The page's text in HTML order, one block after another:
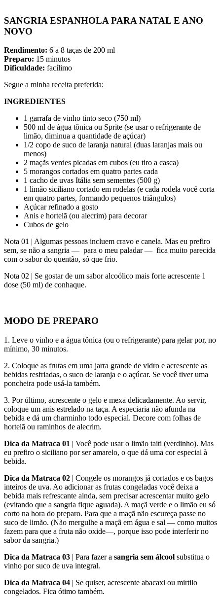
SANGRIA ESPANHOLA PARA NATAL E ANO
NOVO
Rendimento: 6 a 8 taças de 200 ml
Preparo: 15 minutos
Dificuldade: facílimo
Segue a minha receita preferida:
INGREDIENTES
1 garrafa de vinho tinto seco (750 ml)
500 ml de água tônica ou Sprite (se usar o refrigerante de
limão, diminua a quantidade de açúcar)
1/2 copo de suco de laranja natural (duas laranjas mais ou
menos)
2 maçãs verdes picadas em cubos (eu tiro a casca)
5 morangos cortados em quatro partes cada
1 cacho de uvas Itália sem sementes (500 g)
1 limão siciliano cortado em rodelas (e cada rodela você corta
em quatro partes, formando pequenos triângulos)
Açúcar refinado a gosto
Anis e hortelã (ou alecrim) para decorar
Cubos de gelo
Nota 01 | Algumas pessoas incluem cravo e canela. Mas eu prefiro
sem, se não a sangria — para o meu paladar — fica muito parecida
com o sabor do quentão, só que frio.
Nota 02 | Se gostar de um sabor alcoólico mais forte acrescente 1
dose (50 ml) de conhaque.
MODO DE PREPARO
1. Leve o vinho e a água tônica (ou o refrigerante) para gelar por, no
mínimo, 30 minutos.
2. Coloque as frutas em uma jarra grande de vidro e acrescente as
bebidas resfriadas, o suco de laranja e o açúcar. Se você tiver uma
poncheira pode usá-la também.
3. Por último, acrescente o gelo e mexa delicadamente. Ao servir,
coloque um anis estrelado na taça. A especiaria não afunda na
bebida e dá um charminho todo especial. Decore com folhas de
hortelã ou raminhos de alecrim.
Dica da Matraca 01 | Você pode usar o limão taiti (verdinho). Mas
eu prefiro o siciliano por ser amarelo, o que dá uma cor especial à
bebida.
Dica da Matraca 02 | Congele os morangos já cortados e os bagos
inteiros de uva. Ao adicionar as frutas congeladas você deixa a
bebida mais refrescante ainda, sem precisar acrescentar muito gelo
(evitando que a sangria fique aguada). A maçã verde e o limão eu só
corto na hora do preparo. Para que a maçã não escureça passe no
suco de limão. (Não mergulhe a maçã em água e sal — como muitos
fazem para que a fruta não oxide—, porque isso pode interferir no
sabor da sangria.)
Dica da Matraca 03 | Para fazer a sangria sem álcool substitua o
vinho por suco de uva integral.
Dica da Matraca 04 | Se quiser, acrescente abacaxi ou mirtilo
congelados. Fica ótimo também.